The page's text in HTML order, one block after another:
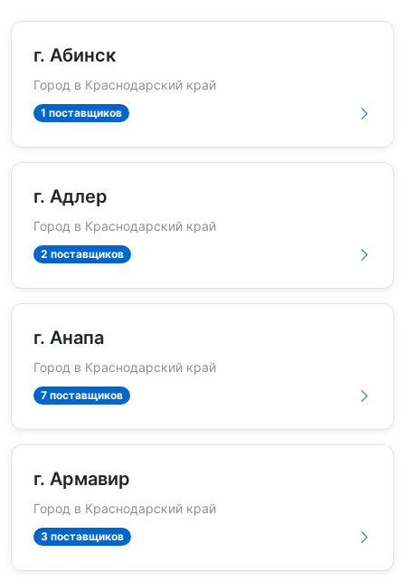
г. Абинск
Город в Краснодарский край
1 поставщиков
г. Адлер
Город в Краснодарский край
2 поставщиков
г. Анапа
Город в Краснодарский край
7 поставщиков
г. Армавир
Город в Краснодарский край
3 поставщиков